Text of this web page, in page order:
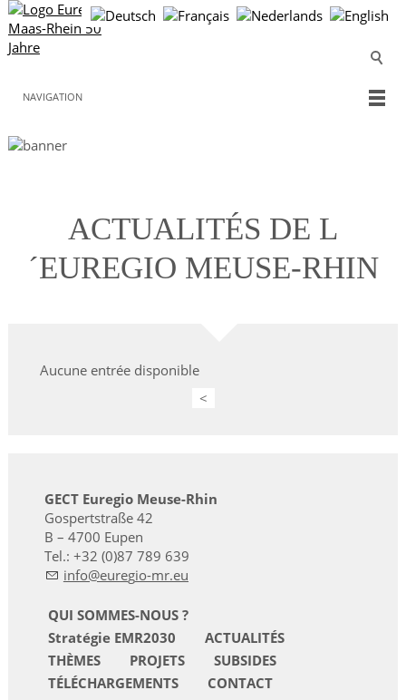
NAVIGATION
ACTUALITÉS DE L
´EUREGIO MEUSE-RHIN
Aucune entrée disponible
<
GECT Euregio Meuse-Rhin
Gospertstraße 42
B – 4700 Eupen
Tel.: +32 (0)87 789 639
nf
r g -mr
QUI SOMMES-NOUS ?
Stratégie EMR2030
ACTUALITÉS
THÈMES
PROJETS
SUBSIDES
TÉLÉCHARGEMENTS
CONTACT